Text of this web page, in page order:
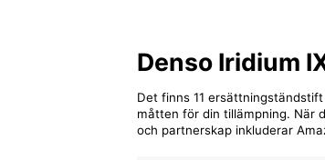
Denso Iridium
Det finns 11
måtten för din tillämpning. När
och partnerskap inkluderar